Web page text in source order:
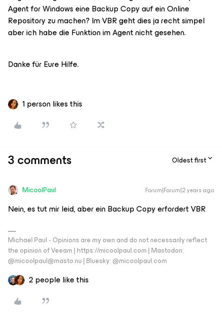
Agent for Windows eine Backup Copy auf ein Online
Repository zu machen? Im VBR geht dies ja recht simpel
aber ich habe die Funktion im Agent nicht gesehen.
Danke für Eure Hilfe.
1 person likes this
3 comments Oldest first
MicoolPaul Forum|Forum|2 years ago
Nein, es tut mir leid, aber ein Backup Copy erfordert VBR
Michael Paul - Opinions are my own and do not necessarily reflect
the opinion of Veeam | https://micoolpaul.com | Mastodon:
@micoolpaul@masto.nu | Bluesky: @micoolpaul.com
2 people like this